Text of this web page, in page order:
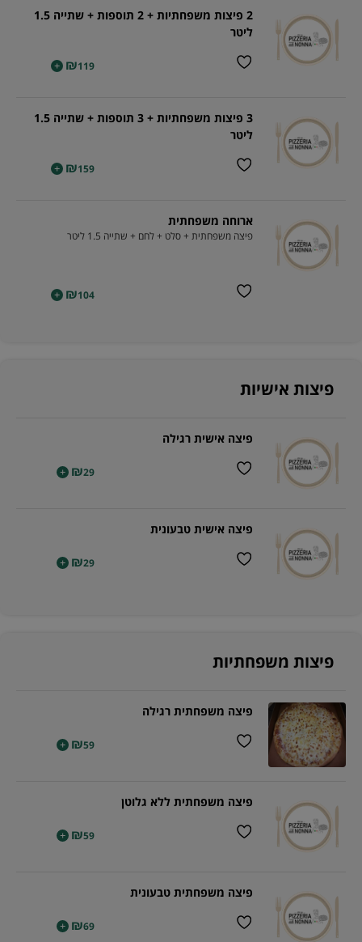
2 פיצות משפחתיות + 2 תוספות + שתייה 1.5
ליטר
₪119
+
3 פיצות משפחתיות + 3 תוספות + שתייה 1.5
ליטר
₪159
+
ארוחה משפחתית
פיצה משפחתית + סלט + לחם + שתייה 1.5 ליטר
₪104
+
פיצות אישיות
פיצה אישית רגילה
₪29
+
פיצה אישית טבעונית
₪29
+
פיצות משפחתיות
פיצה משפחתית רגילה
₪59
+
פיצה משפחתית ללא גלוטן
₪59
+
פיצה משפחתית טבעונית
₪69
+